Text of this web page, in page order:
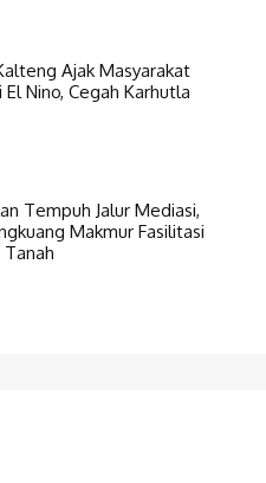
Ajak Masyarakat
Nino, Cegah Karhutla
Tempuh Jalur Mediasi,
Makmur Fasilitasi